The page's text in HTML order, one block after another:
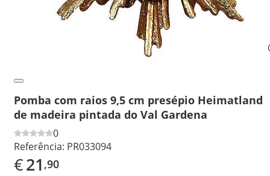
Pomba com raios 9,5 cm presépio Heimatland
de madeira pintada do Val Gardena
0
Referência: PR033094
€21 ,90